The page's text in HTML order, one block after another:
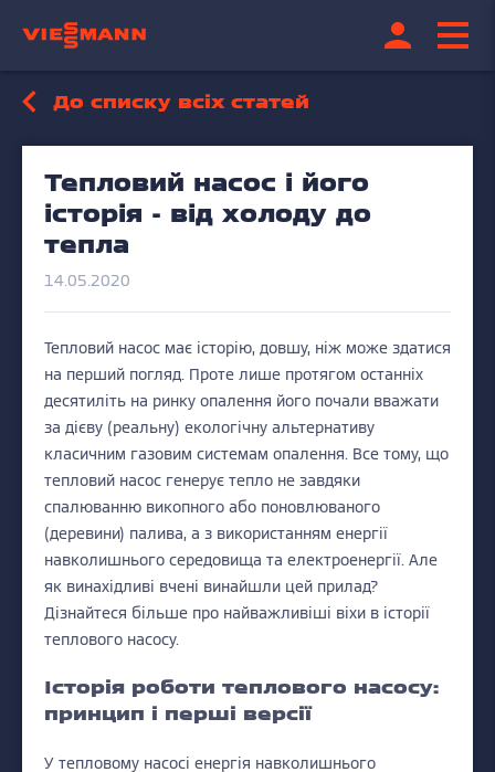
До списку всіх статей
Тепловий насос і його
історія - від холоду до
тепла
14.05.2020
Тепловий насос має історію, довшу, ніж може здатися
на перший погляд. Проте лише протягом останніх
десятиліть на ринку опалення його почали вважати
за дієву (реальну) екологічну альтернативу
класичним газовим системам опалення. Все тому, що
тепловий насос генерує тепло не завдяки
спалюванню викопного або поновлюваного
(деревини) палива, а з використанням енергії
навколишнього середовища та електроенергії. Але
як винахідливі вчені винайшли цей прилад?
Дізнайтеся більше про найважливіші віхи в історії
теплового насосу.
Історія роботи теплового насосу:
принцип і перші версії
У тепловому насосі енергія навколишнього